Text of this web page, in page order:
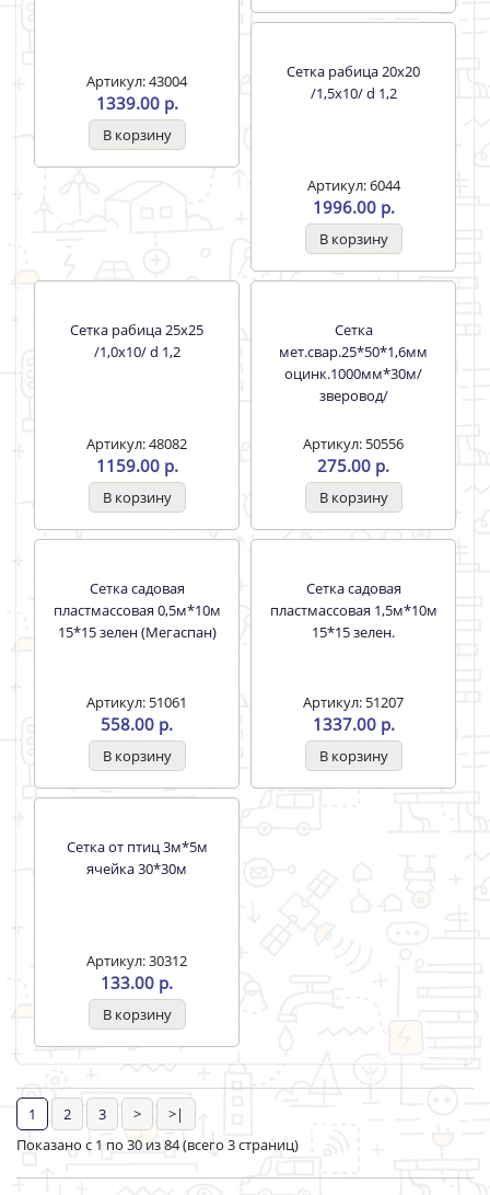
Артикул: 43004
1339.00 р.
оцинк.1000мм*15м
Артикул: 38695
550.00 р.
Артикул: 6044
1996.00 р.
Сетка рабица 25х25
/1,0х10/ d 1,2
Артикул: 48082
1159.00 р.
Сетка
оцинк.1000мм*30м/
зверовод/
Сетка садовая